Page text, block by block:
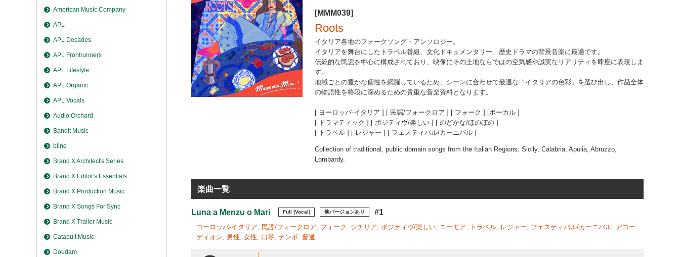
[MMM039]
Roots
イタリア各地のフォークソング・アンソロジー。
イタリアを舞台にしたトラベル番組、文化ドキュメンタリー、歴史ドラマの背景音楽に最適です。
伝統的な民謡を中心に構成されており、映像にその土地ならではの空気感や誠実なリアリティを即座に表現しま
す。
地域ごとの豊かな個性を網羅しているため、シーンに合わせて最適な「イタリアの色彩」を選び出し、作品全体
の物語性を格段に深めるための貴重な音楽資料となります。
[ ヨーロッパ-イタリア ] [ 民謡/フォークロア ] [ フォーク ] [ボーカル ]
[ ドラマティック ] [ ポジティヴ/楽しい ] [ のどかな/ほのぼの ]
[ トラベル ] [ レジャー ] [ フェスティバル/カーニバル ]
Collection of traditional, public domain songs from the Italian Regions: Sicily, Calabria, Apulia, Abruzzo,
Lombardy.
楽曲一覧
Luna a Menzu o Mari Full (Vocal) 他バージョンあり #1
ヨーロッパ-イタリア, 民謡/フォークロア, フォーク, シチリア, ポジティヴ/楽しい, ユーモア, トラベル, レジャー, フェスティバル/カーニバル, アコー
ディオン, 男性, 女性, 口琴, テンポ: 普通
American Music Company
APL
APL Decades
APL Frontrunners
APL Lifestyle
APL Organic
APL Vocals
Audio Orchard
Bandit Music
blinq
Brand X Architect's Series
Brand X Editor's Essentials
Brand X Production Music
Brand X Songs For Sync
Brand X Trailer Music
Catapult Music
Doudam